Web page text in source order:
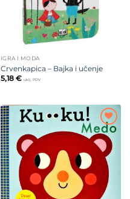
IGRA I MODA
Crvenkapica – Bajka i učenje
5,18 € uklj. PDV
Dodajte
na listu
želja